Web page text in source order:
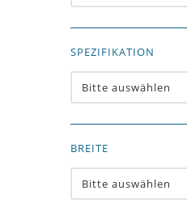
SPEZIFIKATION
Bitte auswählen
BREITE
Bitte auswählen